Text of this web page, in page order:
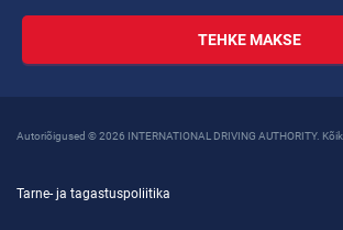
TEHKE MAKSE
Autoriõigused © 2026 INTERNATIONAL DRIVING AUTHORITY.
Tarne- ja tagastuspoliitika